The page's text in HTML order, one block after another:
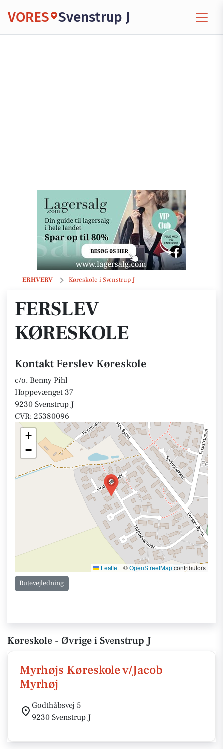
VORES Svenstrup J
ERHVERV Køreskole i Svenstrup J
Ferslev Køreskole
FERSLEV
KØRESKOLE
Kontakt Ferslev Køreskole
c/o. Benny Pihl
Hoppevænget 37
9230 Svenstrup J
CVR: 25380096
+
−
Leaflet | ©OpenStreetMapcontributors
Rutevejledning
Køreskole - Øvrige i Svenstrup J
Myrhøjs Køreskole v/Jacob
Myrhøj
Godthåbsvej 5
9230 Svenstrup J